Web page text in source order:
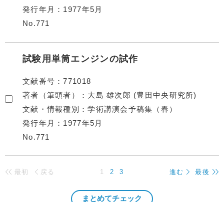
発行年月
1977年5月
No.771
試験用単筒エンジンの試作
文献番号
771018
著者（筆頭者）
大島 雄次郎 (豊田中央研究所)
文献・情報種別
学術講演会予稿集（春）
発行年月
1977年5月
No.771
最初 戻る 1 2 3 進む 最後